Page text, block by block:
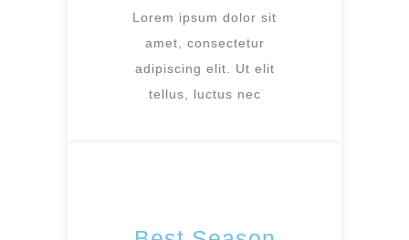
Lorem ipsum dolor sit
amet, consectetur
adipiscing elit. Ut elit
tellus, luctus nec